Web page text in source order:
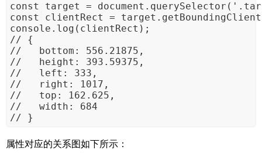
const target =
const clientRect =
console.log(clientRect);
// {
//   bottom: 556.21875,
//   height: 393.59375,
//   left: 333,
//   right: 1017,
//   top: 162.625,
//   width: 684
// }
属性对应的关系图如下所示：